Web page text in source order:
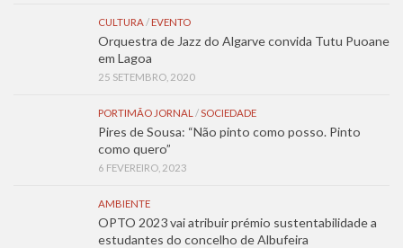
CULTURA/ EVENTO
Orquestra de Jazz do Algarve convida Tutu Puoane
em Lagoa
25 SETEMBRO, 2020
PORTIMÃO JORNAL /SOCIEDADE
Pires de Sousa: “Não pinto como posso. Pinto
como quero”
6 FEVEREIRO, 2023
AMBIENTE
OPTO 2023 vai atribuir prémio sustentabilidade a
estudantes do concelho de Albufeira